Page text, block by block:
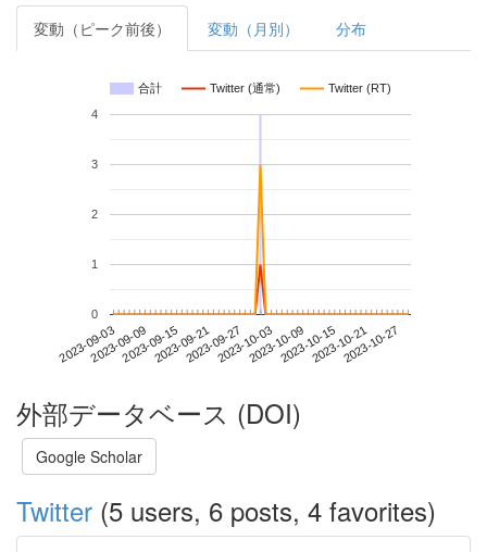
変動（ピーク前後） 変動（月別） 分布
合計 Twitter (通常) Twitter (RT)
2023-09-032023-09-092023-09-152023-09-212023-09-272023-10-032023-10-092023-10-152023-10-212023-10-27
0
1
2
3
4
外部データベース (DOI)
Google Scholar
Twitter (5 users, 6 posts, 4 favorites)